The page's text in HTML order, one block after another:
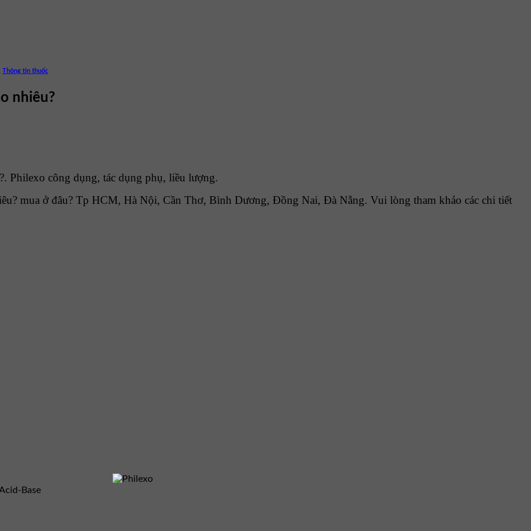
Thông tin thuốc
nhiêu?
Philexo công dụng, tác dụng phụ, liều lượng.
mua ở đâu? Tp HCM, Hà Nội, Cần Thơ, Bình Dương, Đồng Nai, Đà Nẵng. Vui lòng tham khảo các chi tiết
Base